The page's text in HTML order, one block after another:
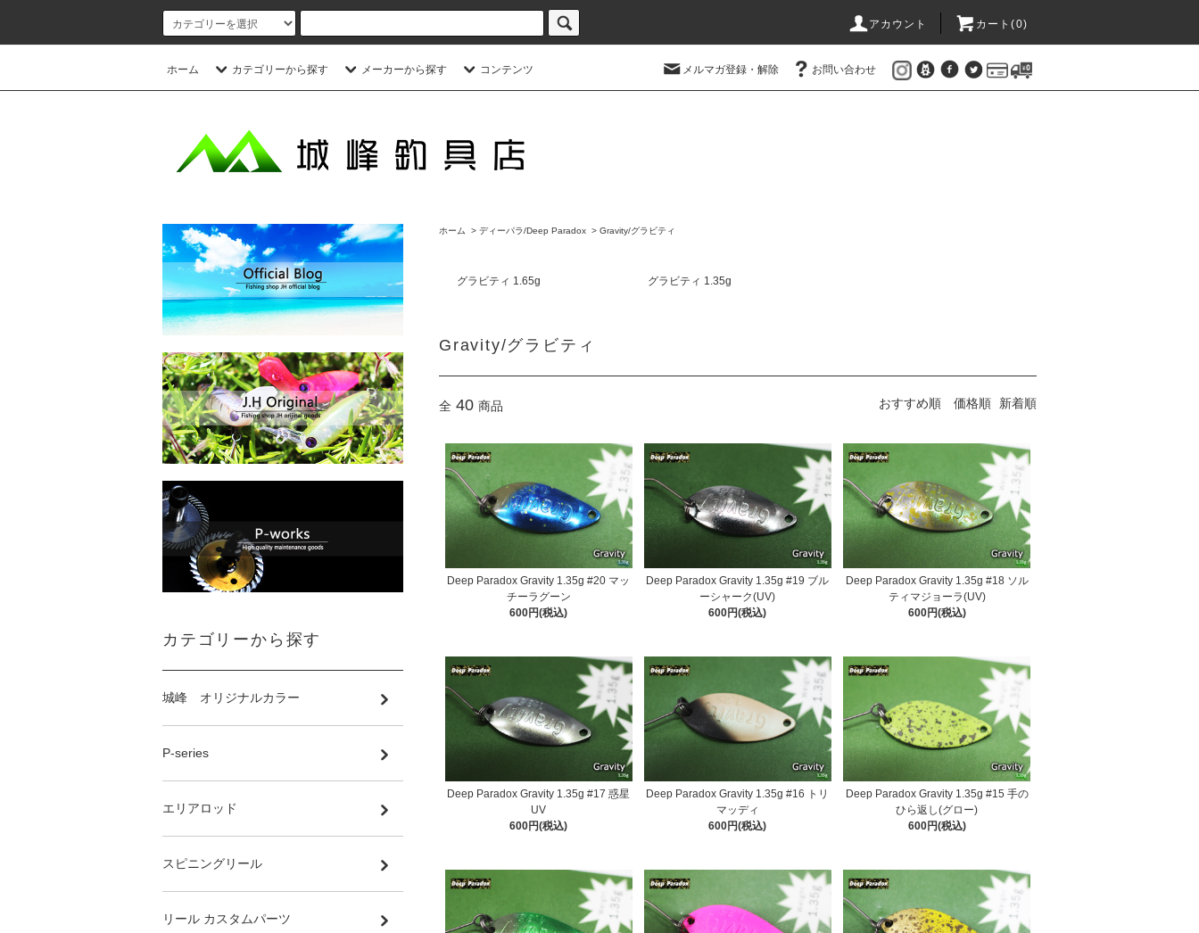
アカウント カート(0)
ホーム カテゴリーから探す メーカーから探す コンテンツ メルマガ登録・解除 お問い合わせ
ホーム > ディーパラ/Deep Paradox > Gravity/グラビティ
グラビティ 1.65g グラビティ 1.35g
Gravity/グラビティ
全 40 商品 おすすめ順 価格順 新着順
Deep Paradox Gravity 1.35g #20 マッ
チーラグーン
600円(税込)
Deep Paradox Gravity 1.35g #19 ブル
ーシャーク(UV)
600円(税込)
Deep Paradox Gravity 1.35g #18 ソル
ティマジョーラ(UV)
600円(税込)
Deep Paradox Gravity 1.35g #17 惑星
UV
600円(税込)
Deep Paradox Gravity 1.35g #16 トリ
マッディ
600円(税込)
Deep Paradox Gravity 1.35g #15 手の
ひら返し(グロー)
600円(税込)
カテゴリーから探す
城峰 オリジナルカラー
P-series
エリアロッド
スピニングリール
リール カスタムパーツ